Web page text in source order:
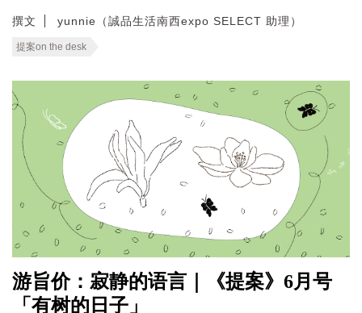
撰文 yunnie（誠品生活南西expo SELECT 助理）
提案on the desk
游旨价：寂静的语言｜《提案》6月号
「有树的日子」